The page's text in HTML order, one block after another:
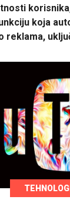
koja
reklama,